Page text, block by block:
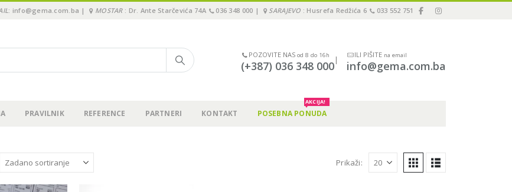
: info@gema.com.ba | MOSTAR: Dr. Ante Starčevića 74A 036 348 000 | SARAJEVO : Husrefa Redžića 6 033 552 751
POZOVITE NAS od 8 do 16h
(+387) 036 348 000|
ILI PIŠITE na email
info@gema.com.ba
PRAVILNIK REFERENCE PARTNERI KONTAKT POSEBNA PONUDA
AKCIJA!
Prikaži: